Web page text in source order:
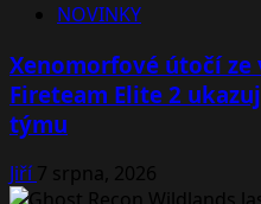
NOVINKY
Xenomorfové útočí ze
Fireteam Elite 2
týmu
Jiří7 srpna, 2026